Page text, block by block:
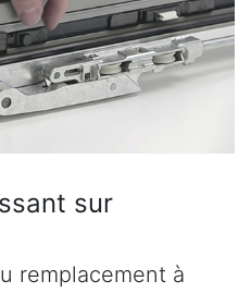
sur
remplacement à